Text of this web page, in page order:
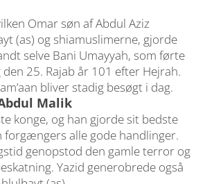
Omar søn af Abdul Aziz
(as) og shiamuslimerne, gjorde
selve Bani Umayyah, som førte
25. Rajab år 101 efter Hejrah.
bliver stadig besøgt i dag.
Malik
konge, og han gjorde sit bedste
alle gode handlinger.
genopstod den gamle terror og
Yazid generobrede også